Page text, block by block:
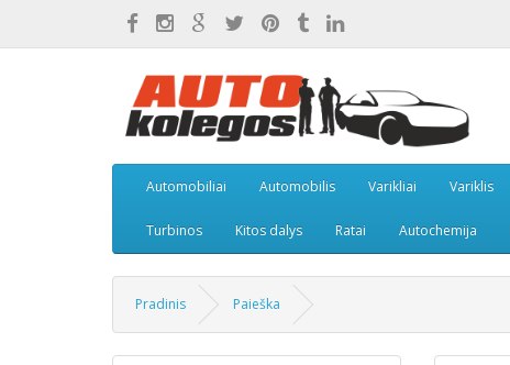
Automobiliai Automobilis Varikliai Variklis
Turbinos Kitos dalys Ratai Autochemija
Pradinis Paieška